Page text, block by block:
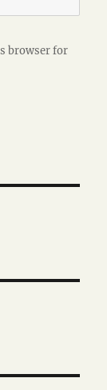
browser for